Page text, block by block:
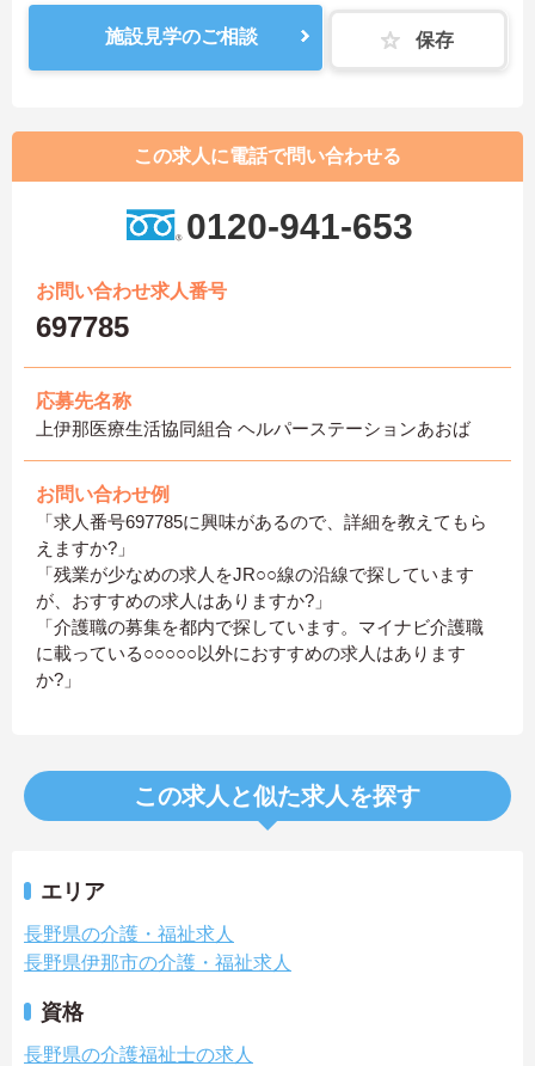
施設見学のご相談 保存
この求人に電話で問い合わせる
0120-941-653
お問い合わせ求人番号
697785
応募先名称
上伊那医療生活協同組合 ヘルパーステーションあおば
お問い合わせ例
「求人番号697785に興味があるので、詳細を教えてもら
えますか?」
「残業が少なめの求人をJR○○線の沿線で探しています
が、おすすめの求人はありますか?」
「介護職の募集を都内で探しています。マイナビ介護職
に載っている○○○○○以外におすすめの求人はあります
か?」
この求人と似た求人を探す
エリア
長野県の介護・福祉求人
長野県伊那市の介護・福祉求人
資格
長野県の介護福祉士の求人